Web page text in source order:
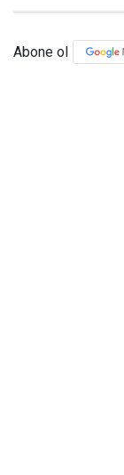
Abone ol